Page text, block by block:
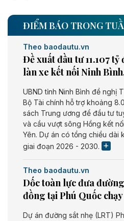
ĐIỂM BÁO TRONG
Theo baodautu.vn
Đề xuất đầu tư 11.107
làn xe kết nối Ninh
UBND tỉnh Ninh Bình đề nghị
Bộ Tài chính hỗ trợ khoảng
sách Trung ương để đầu tư
và cầu vượt sông Hồng kết
Yên. Dự án có tổng chiều dài
giai đoạn 2026 - 2030.
Theo baodautu.vn
Dốc toàn lực đưa
đồng tại Phú Quốc
Dự án đường sắt nhẹ (LRT)